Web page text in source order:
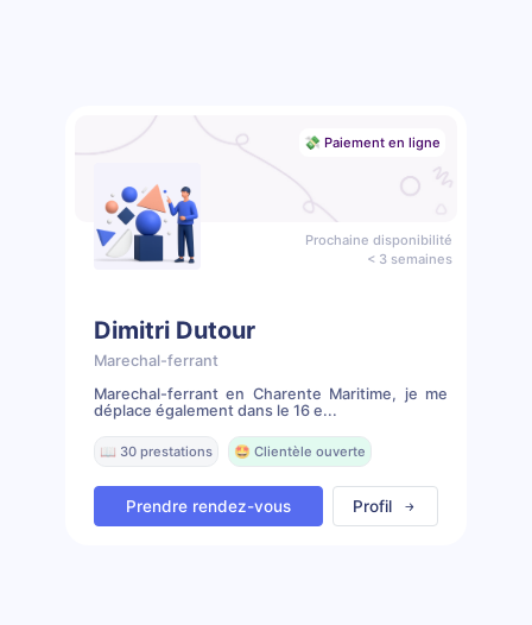
💸 Paiement en ligne
Prochaine disponibilité
< 3 semaines
Dimitri Dutour
Marechal-ferrant
Marechal-ferrant en Charente Maritime, je me
déplace également dans le 16 e...
📖 30 prestations 🤩 Clientèle ouverte
Prendre rendez-vous Profil